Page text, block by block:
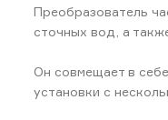
Преобразователь
сточных вод, а
Он совмещает в
установки с